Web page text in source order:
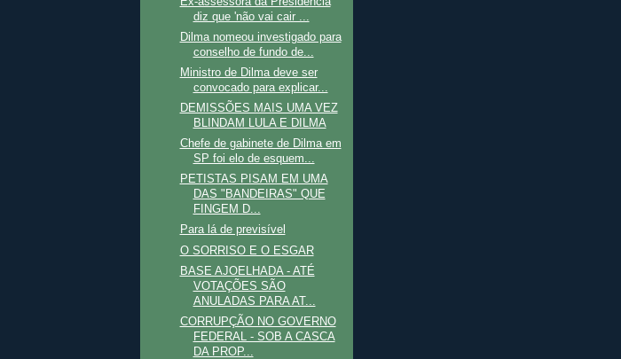
diz que 'não vai cair ...
Dilma nomeou investigado para
conselho de fundo de...
Ministro de Dilma deve ser
convocado para explicar...
DEMISSÕES MAIS UMA VEZ
BLINDAM LULA E DILMA
Chefe de gabinete de Dilma em
SP foi elo de esquem...
PETISTAS PISAM EM UMA
DAS "BANDEIRAS" QUE
FINGEM D...
Para lá de previsível
O SORRISO E O ESGAR
BASE AJOELHADA - ATÉ
VOTAÇÕES SÃO
ANULADAS PARA AT...
CORRUPÇÃO NO GOVERNO
FEDERAL - SOB A CASCA
DA PROP...